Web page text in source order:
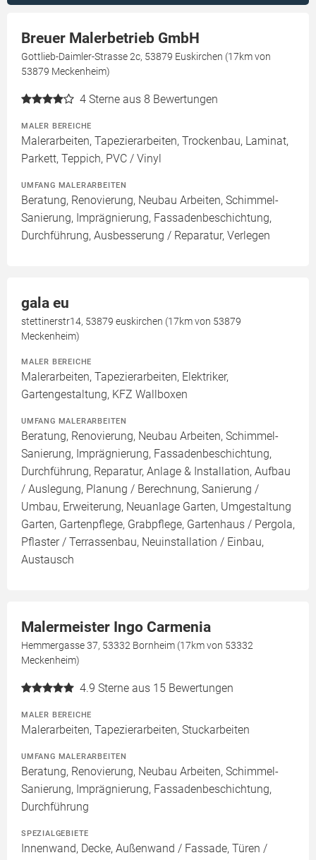
Breuer Malerbetrieb GmbH
Gottlieb-Daimler-Strasse 2c, 53879 Euskirchen (17km von
53879 Meckenheim)
4 Sterne aus 8 Bewertungen
MALER BEREICHE
Malerarbeiten, Tapezierarbeiten, Trockenbau, Laminat,
Parkett, Teppich, PVC / Vinyl
UMFANG MALERARBEITEN
Beratung, Renovierung, Neubau Arbeiten, Schimmel-
Sanierung, Imprägnierung, Fassadenbeschichtung,
Durchführung, Ausbesserung / Reparatur, Verlegen
gala eu
stettinerstr14, 53879 euskirchen (17km von 53879
Meckenheim)
MALER BEREICHE
Malerarbeiten, Tapezierarbeiten, Elektriker,
Gartengestaltung, KFZ Wallboxen
UMFANG MALERARBEITEN
Beratung, Renovierung, Neubau Arbeiten, Schimmel-
Sanierung, Imprägnierung, Fassadenbeschichtung,
Durchführung, Reparatur, Anlage & Installation, Aufbau
/ Auslegung, Planung / Berechnung, Sanierung /
Umbau, Erweiterung, Neuanlage Garten, Umgestaltung
Garten, Gartenpflege, Grabpflege, Gartenhaus / Pergola,
Pflaster / Terrassenbau, Neuinstallation / Einbau,
Austausch
Malermeister Ingo Carmenia
Hemmergasse 37, 53332 Bornheim (17km von 53332
Meckenheim)
4.9 Sterne aus 15 Bewertungen
MALER BEREICHE
Malerarbeiten, Tapezierarbeiten, Stuckarbeiten
UMFANG MALERARBEITEN
Beratung, Renovierung, Neubau Arbeiten, Schimmel-
Sanierung, Imprägnierung, Fassadenbeschichtung,
Durchführung
SPEZIALGEBIETE
Innenwand, Decke, Außenwand / Fassade, Türen /